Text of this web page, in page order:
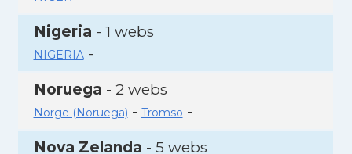
Nigeria - 1 webs
NIGERIA-
Noruega - 2 webs
Norge (Noruega) - Tromso -
Nova Zelanda - 5 webs